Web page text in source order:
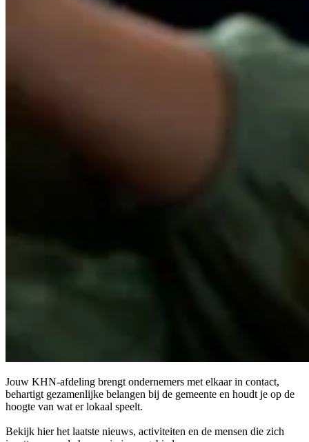
Jouw KHN-afdeling brengt ondernemers met elkaar in contact,
behartigt gezamenlijke belangen bij de gemeente en houdt je op de
hoogte van wat er lokaal speelt.
Bekijk hier het laatste nieuws, activiteiten en de mensen die zich